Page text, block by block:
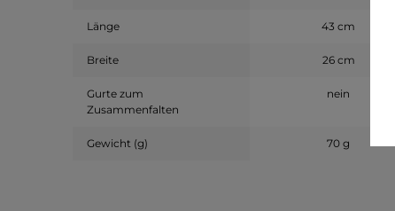
Länge 43 cm
Breite 26 cm
Gurte zum
Zusammenfalten
nein
Gewicht (g) 70 g